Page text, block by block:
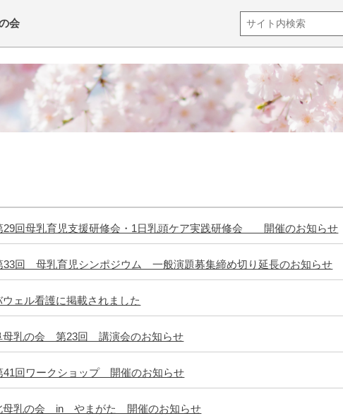
会
29回母乳育児支援研修会・1日乳頭ケア実践研修会 開催のお知らせ
33回 母乳育児シンポジウム 一般演題募集締め切り延長のお知らせ
ウェル看護に掲載されました
母乳の会 第23回 講演会のお知らせ
41回ワークショップ 開催のお知らせ
母乳の会 in やまがた 開催のお知らせ